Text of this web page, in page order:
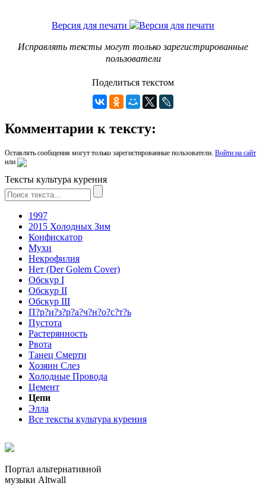
Версия для печати
Исправлять тексты могут только зарегистрированные
пользователи
Поделиться текстом
Комментарии к тексту:
Оставлять сообщения могут только зарегистированные пользователи. Войти на сайт
или
Тексты культура курения
1997
2015 Холодных Зим
Конфискатор
Мухи
Некрофилия
Нет (Der Golem Cover)
Обскур I
Обскур II
Обскур III
П?р?и?з?р?а?ч?н?о?с?т?ь
Пустота
Растерянность
Рвота
Танец Смерти
Хозяин Слез
Холодные Провода
Цемент
Цепи
Элла
Все тексты культура курения
Портал альтернативной
музыки Altwall